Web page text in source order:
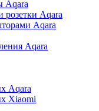
Aqara
розетки Aqara
Aqara
Aqara
Aqara
Xiaomi